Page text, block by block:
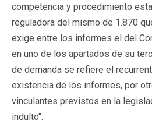
competencia y procedimiento
reguladora del mismo de 1.870
exige entre los informes el del
en uno de los apartados de su
de demanda se refiere el
existencia de los informes, por
vinculantes previstos en la
indulto".